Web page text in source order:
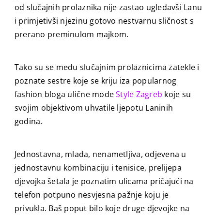
od slučajnih prolaznika nije zastao ugledavši Lanu
i primjetivši njezinu gotovo nestvarnu sličnost s
prerano preminulom majkom.
Tako su se među slučajnim prolaznicima zatekle i
poznate sestre koje se kriju iza popularnog
fashion bloga ulične modeStyle Zagreb koje su
svojim objektivom uhvatile ljepotu Laninih
godina.
Jednostavna, mlada, nenametljiva, odjevena u
jednostavnu kombinaciju i tenisice, prelijepa
djevojka šetala je poznatim ulicama pričajući na
telefon potpuno nesvjesna pažnje koju je
privukla. Baš poput bilo koje druge djevojke na